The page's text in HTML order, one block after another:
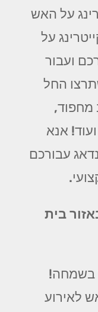
על האש
על
ועבור
החל
מחפוד,
אנא
עבורכם
בית
בשמחה!
לאירוע